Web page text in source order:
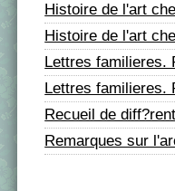
Histoire de l'art
Histoire de l'art
Lettres familieres.
Lettres familieres.
Recueil de
Remarques sur